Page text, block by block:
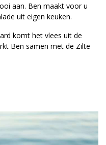
aan. Ben maakt voor u
uit eigen keuken.
komt het vlees uit de
Ben samen met de Zilte